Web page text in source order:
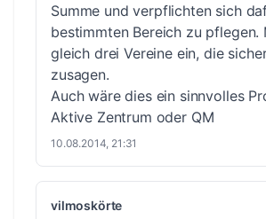
Summe und verpflichten sich
bestimmten Bereich zu pflegen.
gleich drei Vereine ein, die
zusagen.
Auch wäre dies ein sinnvolles
Aktive Zentrum oder QM
10.08.2014, 21:31
vilmoskörte